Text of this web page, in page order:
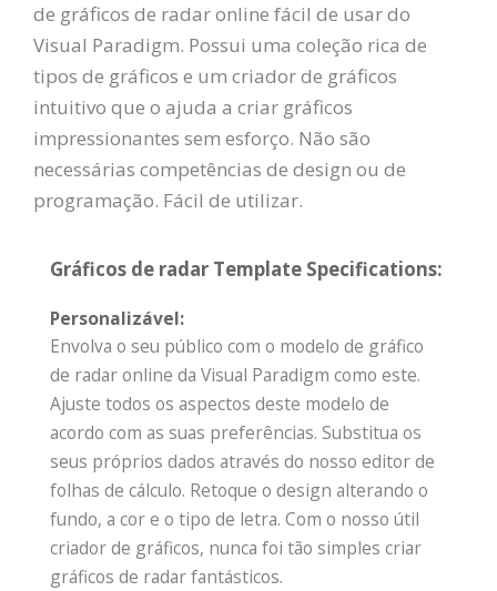
de gráficos de radar online fácil de usar do
Visual Paradigm. Possui uma coleção rica de
tipos de gráficos e um criador de gráficos
intuitivo que o ajuda a criar gráficos
impressionantes sem esforço. Não são
necessárias competências de design ou de
programação. Fácil de utilizar.
Gráficos de radar Template Specifications:
Personalizável:
Envolva o seu público com o modelo de gráfico
de radar online da Visual Paradigm como este.
Ajuste todos os aspectos deste modelo de
acordo com as suas preferências. Substitua os
seus próprios dados através do nosso editor de
folhas de cálculo. Retoque o design alterando o
fundo, a cor e o tipo de letra. Com o nosso útil
criador de gráficos, nunca foi tão simples criar
gráficos de radar fantásticos.